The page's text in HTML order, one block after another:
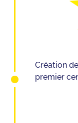
Création
premier